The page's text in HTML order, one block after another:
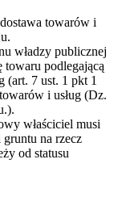
towarów i
władzy publicznej
towaru podlegającą
(art. 7 ust. 1 pkt 1
i usług (Dz.
właściciel musi
gruntu na rzecz
od statusu